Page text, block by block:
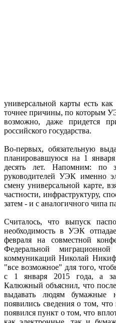
универсальной карты есть
точнее причины, по которым
возможно, даже придется
российского государства.
Во-первых, обязательную
планировавшуюся на 1
десять лет. Напомним: по
руководителей УЭК именно
смену универсальной карте,
частности, инфраструктуру,
затем - и с аналогичного чипа
Считалось, что выпуск
необходимость в УЭК
февраля на совместной
Федеральной
коммуникаций Николай
"все возможное" для того,
с 1 января 2015 года, а
Калюжный объяснил, что
выдавать людям бумажные
появились сведения о том,
появился пункт о том, что